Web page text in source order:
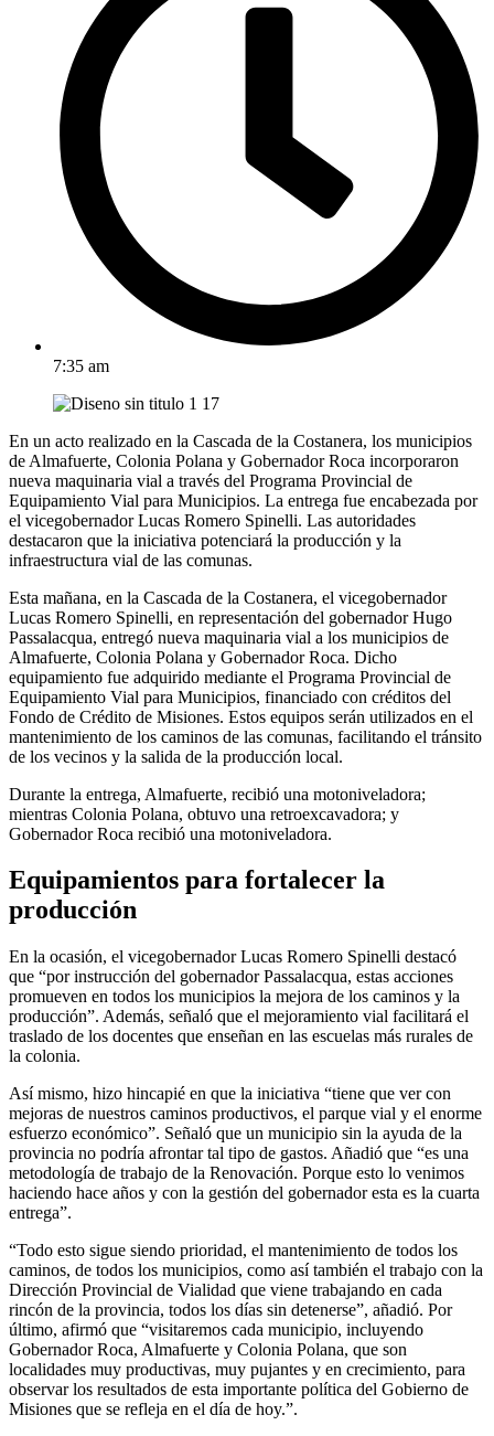
7:35 am
En un acto realizado en la Cascada de la Costanera, los municipios
de Almafuerte, Colonia Polana y Gobernador Roca incorporaron
nueva maquinaria vial a través del Programa Provincial de
Equipamiento Vial para Municipios. La entrega fue encabezada por
el vicegobernador Lucas Romero Spinelli. Las autoridades
destacaron que la iniciativa potenciará la producción y la
infraestructura vial de las comunas.
Esta mañana, en la Cascada de la Costanera, el vicegobernador
Lucas Romero Spinelli, en representación del gobernador Hugo
Passalacqua, entregó nueva maquinaria vial a los municipios de
Almafuerte, Colonia Polana y Gobernador Roca. Dicho
equipamiento fue adquirido mediante el Programa Provincial de
Equipamiento Vial para Municipios, financiado con créditos del
Fondo de Crédito de Misiones. Estos equipos serán utilizados en el
mantenimiento de los caminos de las comunas, facilitando el tránsito
de los vecinos y la salida de la producción local.
Durante la entrega, Almafuerte, recibió una motoniveladora;
mientras Colonia Polana, obtuvo una retroexcavadora; y
Gobernador Roca recibió una motoniveladora.
Equipamientos para fortalecer la
producción
En la ocasión, el vicegobernador Lucas Romero Spinelli destacó
que “por instrucción del gobernador Passalacqua, estas acciones
promueven en todos los municipios la mejora de los caminos y la
producción”. Además, señaló que el mejoramiento vial facilitará el
traslado de los docentes que enseñan en las escuelas más rurales de
la colonia.
Así mismo, hizo hincapié en que la iniciativa “tiene que ver con
mejoras de nuestros caminos productivos, el parque vial y el enorme
esfuerzo económico”. Señaló que un municipio sin la ayuda de la
provincia no podría afrontar tal tipo de gastos. Añadió que “es una
metodología de trabajo de la Renovación. Porque esto lo venimos
haciendo hace años y con la gestión del gobernador esta es la cuarta
entrega”.
“Todo esto sigue siendo prioridad, el mantenimiento de todos los
caminos, de todos los municipios, como así también el trabajo con la
Dirección Provincial de Vialidad que viene trabajando en cada
rincón de la provincia, todos los días sin detenerse”, añadió. Por
último, afirmó que “visitaremos cada municipio, incluyendo
Gobernador Roca, Almafuerte y Colonia Polana, que son
localidades muy productivas, muy pujantes y en crecimiento, para
observar los resultados de esta importante política del Gobierno de
Misiones que se refleja en el día de hoy.”.